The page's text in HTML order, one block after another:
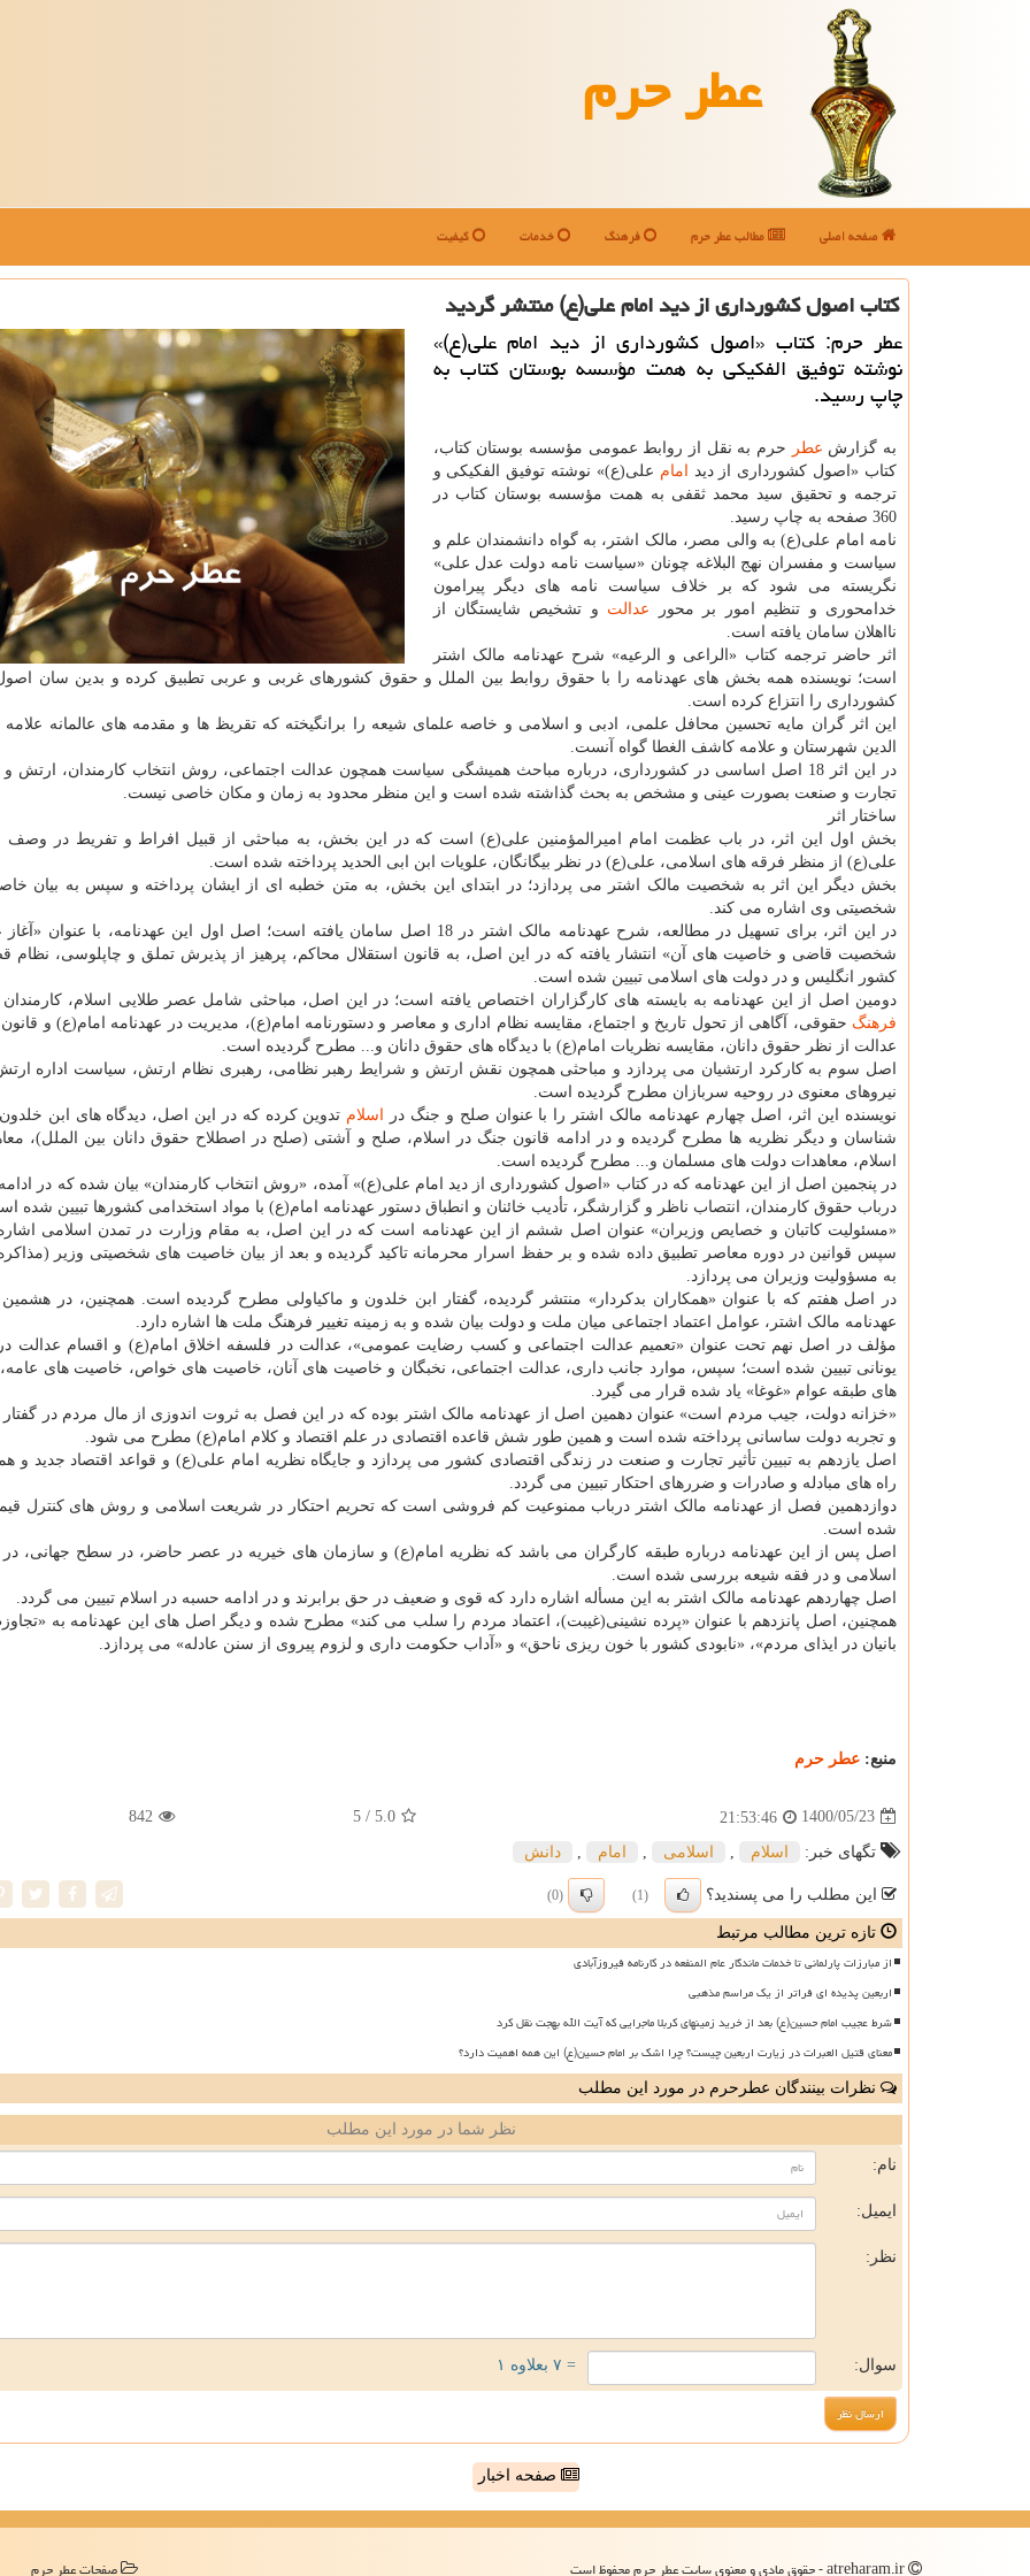
عطر حرم
صفحه اصلی مطالب عطر حرم فرهنگ خدمات کیفیت
کتاب اصول کشورداری از دید امام علی(ع) منتشر گردید
عطر حرم: کتاب «اصول کشورداری از دید امام علی(ع)»
نوشته توفیق الفکیکی به همت مؤسسه بوستان کتاب به
چاپ رسید.
به گزارش عطر
حرم به نقل از روابط عمومی مؤسسه بوستان کتاب،
کتاب «اصول کشورداری از دید
امام علی(ع)» نوشته توفیق الفکیکی و
ترجمه و تحقیق سید محمد ثقفی به همت مؤسسه بوستان کتاب در
360 صفحه به چاپ رسید.
نامه امام علی(ع) به والی مصر، مالک اشتر، به گواه دانشمندان علم و
سیاست و مفسران نهج البلاغه چونان «سیاست نامه دولت عدل علی»
نگریسته می شود که بر خلاف سیاست نامه های دیگر پیرامون
خدامحوری و تنظیم امور بر محور عدالت و تشخیص شایستگان از
نااهلان سامان یافته است.
اثر حاضر ترجمه کتاب «الراعی و الرعیه» شرح عهدنامه مالک اشتر
است؛ نویسنده همه بخش های عهدنامه را با حقوق روابط بین الملل و حقوق کشورهای غربی و عربی تطبیق کرده و بدین سان اصول
کشورداری را انتزاع کرده است.
این اثر گران مایه تحسین محافل علمی، ادبی و اسلامی و خاصه علمای شیعه را برانگیخته که تقریظ ها و مقدمه های عالمانه علامه
الدین شهرستان و علامه کاشف الغطا گواه آنست.
در این اثر 18 اصل اساسی در کشورداری، درباره مباحث همیشگی سیاست همچون عدالت اجتماعی، روش انتخاب کارمندان، ارتش
تجارت و صنعت بصورت عینی و مشخص به بحث گذاشته شده است و این منظر محدود به زمان و مکان خاصی نیست.
ساختار اثر
بخش اول این اثر، در باب عظمت امام امیرالمؤمنین علی(ع) است که در این بخش، به مباحثی از قبیل افراط و تفریط در وصف
علی(ع) از منظر فرقه های اسلامی، علی(ع) در نظر بیگانگان، علویات ابن ابی الحدید پرداخته شده است.
بخش دیگر این اثر به شخصیت مالک اشتر می پردازد؛ در ابتدای این بخش، به متن خطبه ای از ایشان پرداخته و سپس به بیان
شخصیتی وی اشاره می کند.
در این اثر، برای تسهیل در مطالعه، شرح عهدنامه مالک اشتر در 18 اصل سامان یافته است؛ اصل اول این عهدنامه، با عنوان
شخصیت قاضی و خاصیت های آن» انتشار یافته که در این اصل، به قانون استقلال محاکم، پرهیز از پذیرش تملق و چاپلوسی، نظام
کشور انگلیس و در دولت های اسلامی تبیین شده است.
دومین اصل از این عهدنامه به بایسته های کارگزاران اختصاص یافته است؛ در این اصل، مباحثی شامل عصر طلایی اسلام، کارمندان
فرهنگ حقوقی، آگاهی از تحول تاریخ و اجتماع، مقایسه نظام اداری و معاصر و دستورنامه امام(ع)، مدیریت در عهدنامه امام(ع) و
عدالت از نظر حقوق دانان، مقایسه نظریات امام(ع) با دیدگاه های حقوق دانان و... مطرح گردیده است.
اصل سوم به کارکرد ارتشیان می پردازد و مباحثی همچون نقش ارتش و شرایط رهبر نظامی، رهبری نظام ارتش، سیاست اداره ارتش
نیروهای معنوی در روحیه سربازان مطرح گردیده است.
نویسنده این اثر، اصل چهارم عهدنامه مالک اشتر را با عنوان صلح و جنگ در
اسلام تدوین کرده که در این اصل، دیدگاه های ابن
شناسان و دیگر نظریه ها مطرح گردیده و در ادامه قانون جنگ در اسلام، صلح و آشتی (صلح در اصطلاح حقوق دانان بین الملل)،
اسلام، معاهدات دولت های مسلمان و... مطرح گردیده است.
در پنجمین اصل از این عهدنامه که در کتاب «اصول کشورداری از دید امام علی(ع)» آمده، «روش انتخاب کارمندان» بیان شده که در
درباب حقوق کارمندان، انتصاب ناظر و گزارشگر، تأدیب خائنان و انطباق دستور عهدنامه امام(ع) با مواد استخدامی کشورها تبیین شده
«مسئولیت کاتبان و خصایص وزیران» عنوان اصل ششم از این عهدنامه است که در این اصل، به مقام وزارت در تمدن اسلامی
سپس قوانین در دوره معاصر تطبیق داده شده و بر حفظ اسرار محرمانه تاکید گردیده و بعد از بیان خاصیت های شخصیتی وزیر (مذاکره
به مسؤولیت وزیران می پردازد.
در اصل هفتم که با عنوان «همکاران بدکردار» منتشر گردیده، گفتار ابن خلدون و ماکیاولی مطرح گردیده است. همچنین، در
عهدنامه مالک اشتر، عوامل اعتماد اجتماعی میان ملت و دولت بیان شده و به زمینه تغییر فرهنگ ملت ها اشاره دارد.
مؤلف در اصل نهم تحت عنوان «تعمیم عدالت اجتماعی و کسب رضایت عمومی»، عدالت در فلسفه اخلاق امام(ع) و اقسام عدالت
یونانی تبیین شده است؛ سپس، موارد جانب داری، عدالت اجتماعی، نخبگان و خاصیت های آنان، خاصیت های خواص، خاصیت های
های طبقه عوام «غوغا» یاد شده قرار می گیرد.
«خزانه دولت، جیب مردم است» عنوان دهمین اصل از عهدنامه مالک اشتر بوده که در این فصل به ثروت اندوزی از مال مردم در گفتار
و تجربه دولت ساسانی پرداخته شده است و همین طور شش قاعده اقتصادی در علم اقتصاد و کلام امام(ع) مطرح می شود.
اصل یازدهم به تبیین تأثیر تجارت و صنعت در زندگی اقتصادی کشور می پردازد و جایگاه نظریه امام علی(ع) و قواعد اقتصاد جدید و
راه های مبادله و صادرات و ضررهای احتکار تبیین می گردد.
دوازدهمین فصل از عهدنامه مالک اشتر درباب ممنوعیت کم فروشی است که تحریم احتکار در شریعت اسلامی و روش های کنترل
شده است.
اصل پس از این عهدنامه درباره طبقه کارگران می باشد که نظریه امام(ع) و سازمان های خیریه در عصر حاضر، در سطح جهانی،
اسلامی و در فقه شیعه بررسی شده است.
اصل چهاردهم عهدنامه مالک اشتر به این مسأله اشاره دارد که قوی و ضعیف در حق برابرند و در ادامه حسبه در اسلام تبیین می گردد.
همچنین، اصل پانزدهم با عنوان «پرده نشینی(غیبت)، اعتماد مردم را سلب می کند» مطرح شده و دیگر اصل های این عهدنامه به
بانیان در ایذای مردم»، «نابودی کشور با خون ریزی ناحق» و «آداب حکومت داری و لزوم پیروی از سنن عادله» می پردازد.
منبع: عطر حرم
1400/05/23
21:53:46
5.0
/ 5
842
تگهای خبر: اسلام اسلامی امام دانش
این مطلب را می پسندید؟ (1)
(0)
تازه ترین مطالب مرتبط
از مبارزات پارلمانی تا خدمات ماندگار عام المنفعه در کارنامه فیروزآبادی
اربعین پدیده ای فراتر از یک مراسم مذهبی
شرط عجیب امام حسین(ع) بعد از خرید زمینهای کربلا ماجرایی که آیت الله بهجت نقل کرد
معنای قتیل العبرات در زیارت اربعین چیست؟ چرا اشک بر امام حسین(ع) این همه اهمیت دارد؟
نظرات بینندگان عطرحرم در مورد این مطلب
نظر شما در مورد این مطلب
نام:
ایمیل:
نظر:
سوال: = ۷ بعلاوه ۱
صفحه اخبار
صفحات عطر حرم